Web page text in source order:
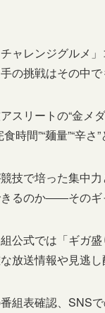
ャレンジグルメ
の挑戦はその中
スリートの“金メ
時間”“麺量”“辛
技で培った集中力
るのか――そのギ
公式では「ギガ
放送情報や見逃
組表確認、SNS